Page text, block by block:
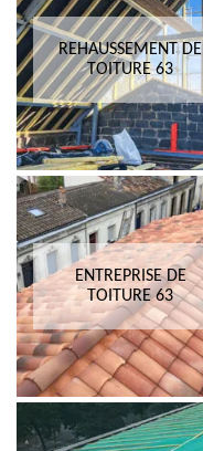
REHAUSSEMENT DE
TOITURE 63
ENTREPRISE DE
TOITURE 63